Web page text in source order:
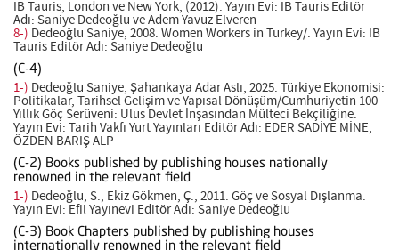
IB Tauris, London ve New York, (2012). Yayın Evi: IB Tauris Editör
Adı: Saniye Dedeoğlu ve Adem Yavuz Elveren
8-) Dedeoğlu Saniye, 2008. Women Workers in Turkey/. Yayın Evi: IB
Tauris Editör Adı: Saniye Dedeoğlu
(C-4)
1-) Dedeoğlu Saniye, Şahankaya Adar Aslı, 2025. Türkiye Ekonomisi:
Politikalar, Tarihsel Gelişim ve Yapısal Dönüşüm/Cumhuriyetin 100
Yıllık Göç Serüveni: Ulus Devlet İnşasından Mülteci Bekçiliğine.
Yayın Evi: Tarih Vakfı Yurt Yayınları Editör Adı: EDER SADİYE MİNE,
ÖZDEN BARIŞ ALP
(C-2) Books published by publishing houses nationally
renowned in the relevant field
1-) Dedeoğlu, S., Ekiz Gökmen, Ç., 2011. Göç ve Sosyal Dışlanma.
Yayın Evi: Efil Yayınevi Editör Adı: Saniye Dedeoğlu
(C-3) Book Chapters published by publishing houses
internationally renowned in the relevant field